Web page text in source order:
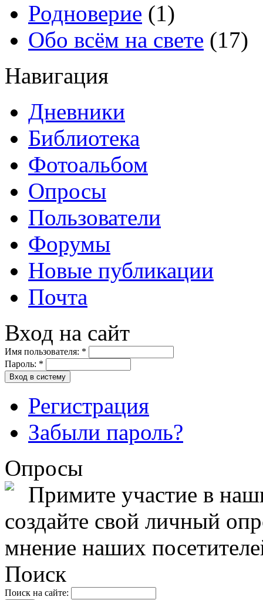
Родноверие (1)
Обо всём на свете (17)
Навигация
Дневники
Библиотека
Фотоальбом
Опросы
Пользователи
Форумы
Новые публикации
Почта
Вход на сайт
Имя пользователя: *
Пароль: *
Вход в систему
Регистрация
Забыли пароль?
Опросы
Примите участие в
создайте свой личный
мнение наших
Поиск
Поиск на сайте: